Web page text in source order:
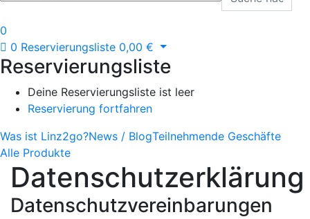
0
0 Reservierungsliste 0,00 €
Reservierungsliste
Deine Reservierungsliste ist leer
Reservierung fortfahren
Was ist Linz2go?News / BlogTeilnehmende Geschäfte
Alle Produkte
Datenschutzerklärung
Datenschutzvereinbarungen